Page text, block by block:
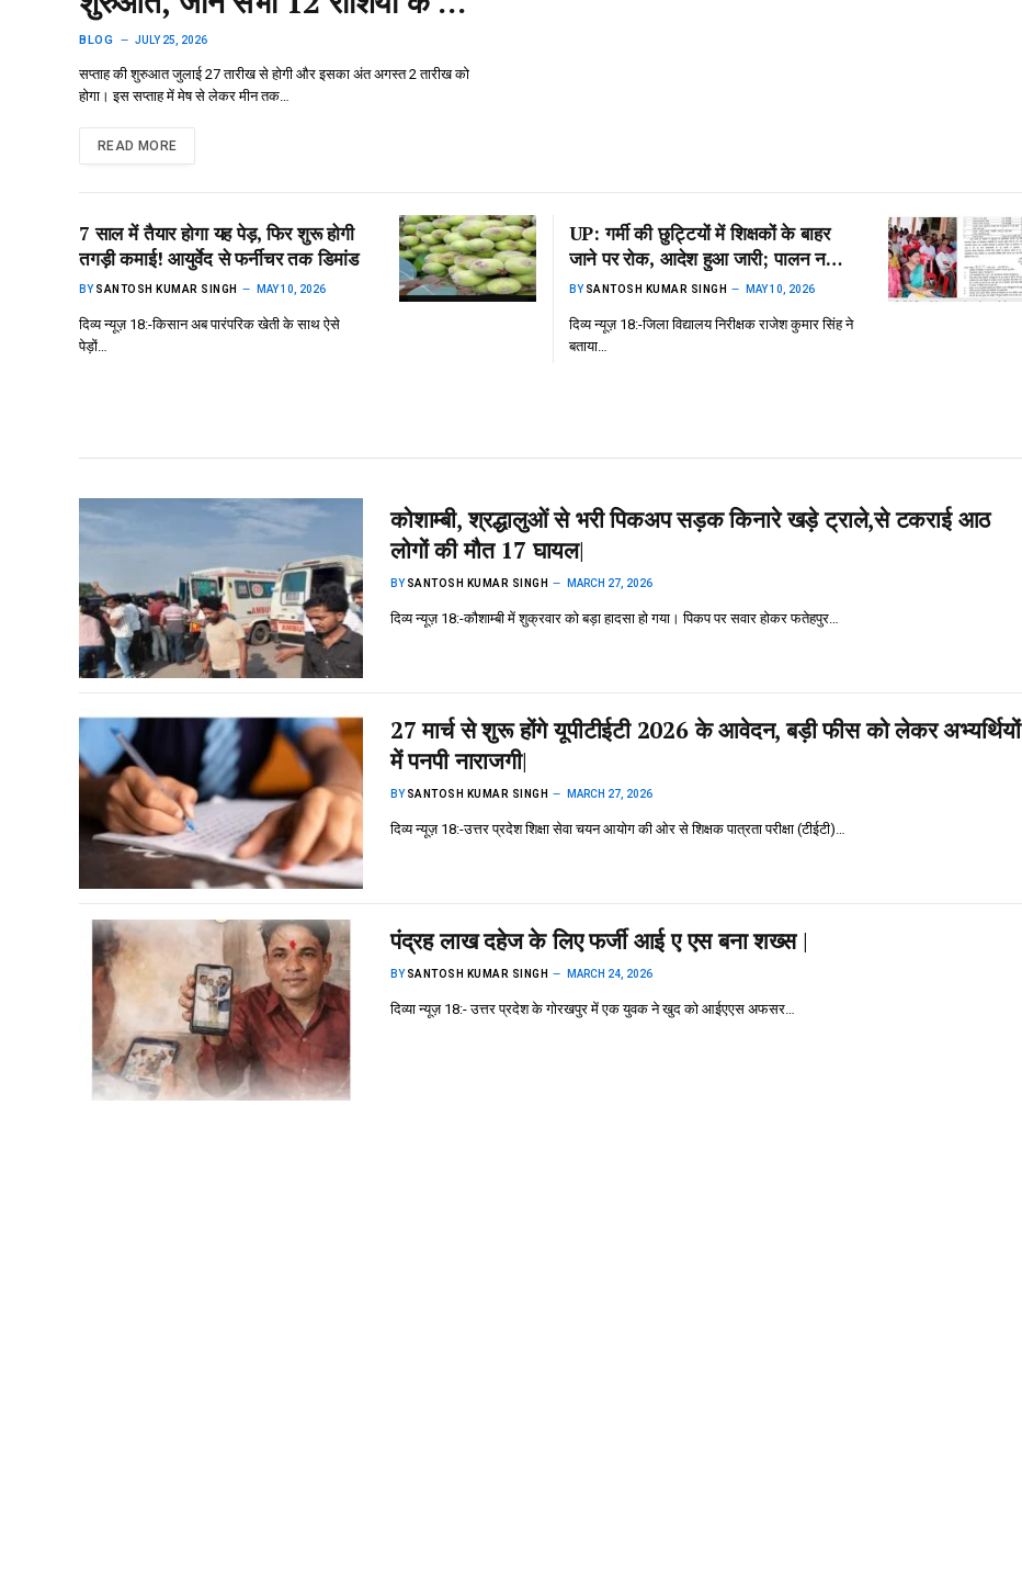
कैसा रहेगा सप्ताह
BLOG JULY 25, 2026
सप्ताह की शुरुआत जुलाई 27 तारीख से होगी और इसका अंत अगस्त 2 तारीख को
होगा। इस सप्ताह में मेष से लेकर मीन तक…
READ MORE
7 साल में तैयार होगा यह पेड़, फिर शुरू होगी
तगड़ी कमाई! आयुर्वेद से फर्नीचर तक डिमांड
BY SANTOSH KUMAR SINGH MAY 10, 2026
दिव्य न्यूज़ 18:-किसान अब पारंपरिक खेती के साथ ऐसे
पेड़ों…
UP: गर्मी की छुट्टियों में शिक्षकों के बाहर
जाने पर रोक, आदेश हुआ जारी; पालन न
करने पर होगी कार्रवाई
BY SANTOSH KUMAR SINGH MAY 10, 2026
दिव्य न्यूज़ 18:-जिला विद्यालय निरीक्षक राजेश कुमार सिंह ने
बताया…
कोशाम्बी, श्रद्धालुओं से भरी पिकअप सड़क किनारे खड़े ट्राले,से टकराई आठ
लोगों की मौत 17 घायल|
BY SANTOSH KUMAR SINGH MARCH 27, 2026
दिव्य न्यूज़ 18:-कौशाम्बी में शुक्रवार को बड़ा हादसा हो गया। पिकप पर सवार होकर फतेहपुर…
27 मार्च से शुरू होंगे यूपीटीईटी 2026 के आवेदन, बड़ी फीस को लेकर अभ्यर्थियों
में पनपी नाराजगी|
BY SANTOSH KUMAR SINGH MARCH 27, 2026
दिव्य न्यूज़ 18:-उत्तर प्रदेश शिक्षा सेवा चयन आयोग की ओर से शिक्षक पात्रता परीक्षा (टीईटी)…
पंद्रह लाख दहेज के लिए फर्जी आई ए एस बना शख्स |
BY SANTOSH KUMAR SINGH MARCH 24, 2026
दिव्या न्यूज़ 18:- उत्तर प्रदेश के गोरखपुर में एक युवक ने खुद को आईएएस अफसर…